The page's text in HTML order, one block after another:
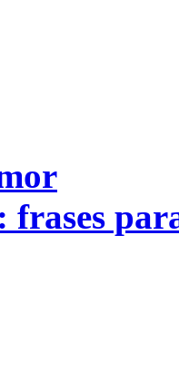
frases